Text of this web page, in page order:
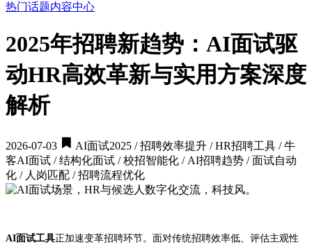
热门话题内容中心
2025年招聘新趋势：AI面试驱
动HR高效革新与实用方案深度
解析
2026-07-03
AI面试2025 / 招聘效率提升 / HR招聘工具 / 牛
客AI面试 / 结构化面试 / 校招智能化 / AI招聘趋势 / 面试自动
化 / 人岗匹配 / 招聘流程优化
AI面试工具正加速变革招聘环节。面对传统招聘效率低、评估主观性